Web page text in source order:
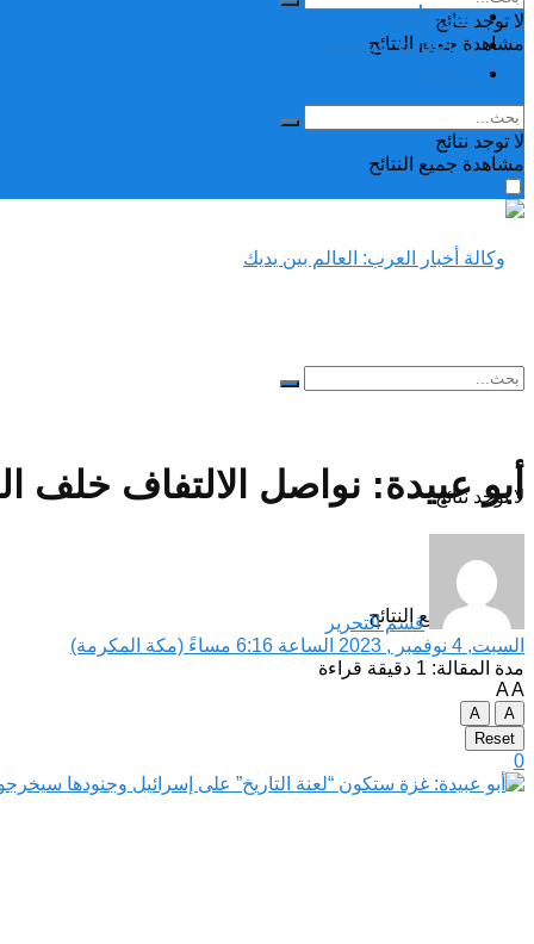
لا توجد نتائج
مشاهدة جميع النتائح
تغريدات
دراسات وبحوث
لا توجد نتائج
مشاهدة جميع النتائح
لا توجد نتائج
مشاهدة جميع النتائح
أبو عبيدة: نواصل الالتفاف خلف
قسم التحرير
السبت, 4 نوفمبر , 2023 الساعة 6:16 مساءً (مكة المكرمة)
مدة المقالة: 1 دقيقة قراءة
AA
A
A
Reset
0